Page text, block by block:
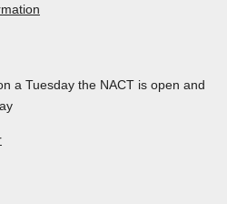
a Tuesday the NACT is open and